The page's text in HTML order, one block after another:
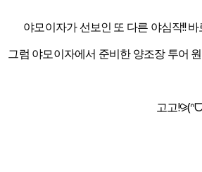
야모이자가 선보인 또 다른 야심작!!바
그럼 야모이자에서 준비한 양조장 투어
고고